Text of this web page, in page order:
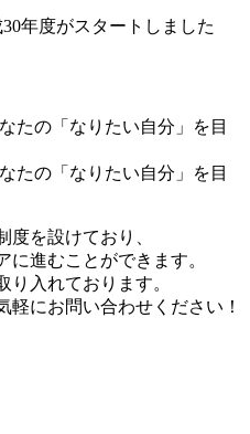
年度がスタートしました
度を設けており、
進むことができます。
り入れております。
軽にお問い合わせください！